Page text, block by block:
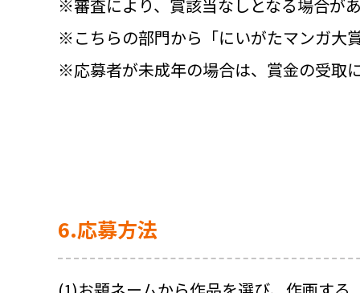
※審査により、賞該当なしとなる場合が
※こちらの部門から「にいがたマンガ大
※応募者が未成年の場合は、賞金の受取
6.応募方法